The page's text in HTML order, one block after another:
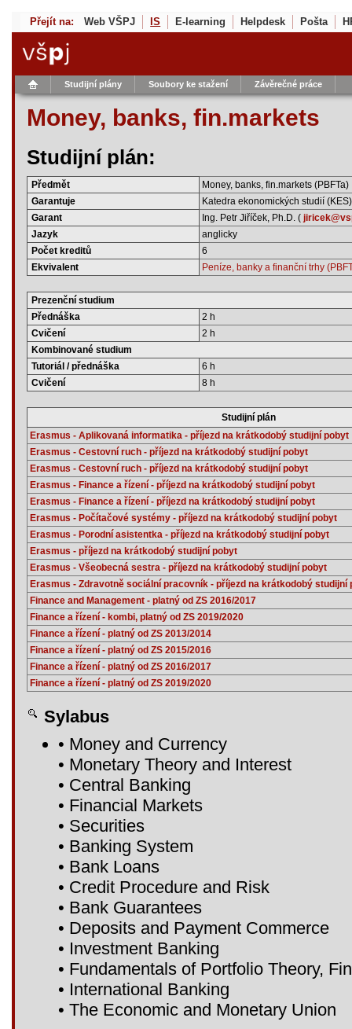
Přejít na: Web VŠPJ IS E-learning Helpdesk Pošta
Studijní plány Soubory ke stažení Závěrečné práce
Money, banks, fin.markets
Studijní plán:
Předmět
Money, banks, fin.markets (PBFTa)
Garantuje
Katedra ekonomických studií (KES)
Garant
Ing. Petr Jiříček, Ph.D. (
Jazyk
anglicky
Počet kreditů
6
Ekvivalent
Peníze, banky a finanční trhy
Prezenční studium
Přednáška
2 h
Cvičení
2 h
Kombinované studium
Tutoriál / přednáška
6 h
Cvičení
8 h
Studijní plán
Erasmus - Aplikovaná informatika - příjezd na krátkodobý studijní pobyt
Erasmus - Cestovní ruch - příjezd na krátkodobý studijní pobyt
Erasmus - Cestovní ruch - příjezd na krátkodobý studijní pobyt
Erasmus - Finance a řízení - příjezd na krátkodobý studijní pobyt
Erasmus - Finance a řízení - příjezd na krátkodobý studijní pobyt
Erasmus - Počítačové systémy - příjezd na krátkodobý studijní pobyt
Erasmus - Porodní asistentka - příjezd na krátkodobý studijní pobyt
Erasmus - příjezd na krátkodobý studijní pobyt
Erasmus - Všeobecná sestra - příjezd na krátkodobý studijní pobyt
Erasmus - Zdravotně sociální pracovník - příjezd na krátkodobý studijní
Finance and Management - platný od ZS 2016/2017
Finance a řízení - kombi, platný od ZS 2019/2020
Finance a řízení - platný od ZS 2013/2014
Finance a řízení - platný od ZS 2015/2016
Finance a řízení - platný od ZS 2016/2017
Finance a řízení - platný od ZS 2019/2020
Sylabus
• Money and Currency
• Monetary Theory and Interest
• Central Banking
• Financial Markets
• Securities
• Banking System
• Bank Loans
• Credit Procedure and Risk
• Bank Guarantees
• Deposits and Payment Commerce
• Investment Banking
• Fundamentals of Portfolio Theory,
• International Banking
• The Economic and Monetary Union